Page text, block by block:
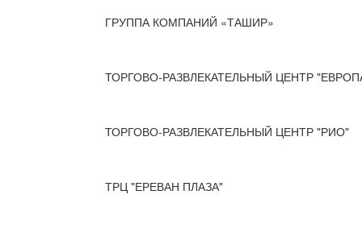
ГРУППА КОМПАНИЙ «ТАШИР»
ТОРГОВО-РАЗВЛЕКАТЕЛЬНЫЙ ЦЕНТР
ТОРГОВО-РАЗВЛЕКАТЕЛЬНЫЙ ЦЕНТР "РИО"
ТРЦ "ЕРЕВАН ПЛАЗА"